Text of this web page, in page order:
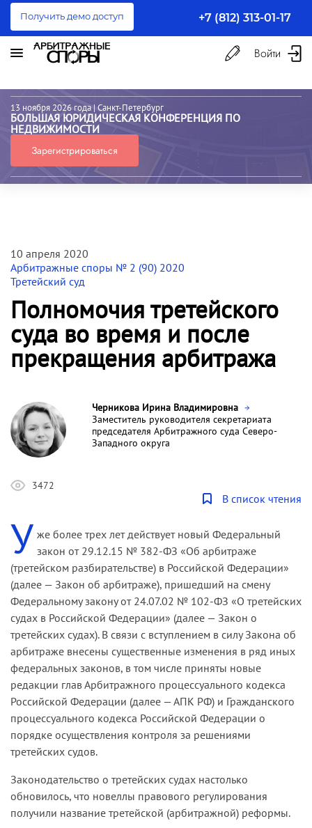
Получить демо доступ +7 (812) 313-01-17
Войти
13 ноября 2026 года | Санкт-Петербург
БОЛЬШАЯ ЮРИДИЧЕСКАЯ КОНФЕРЕНЦИЯ ПО
НЕДВИЖИМОСТИ
Зарегистрироваться
10 апреля 2020
Арбитражные споры № 2 (90) 2020
Третейский суд
Полномочия третейского
суда во время и после
прекращения арбитража
Черникова Ирина Владимировна
Заместитель руководителя секретариата
председателя Арбитражного суда Северо-
Западного округа
3472
В список чтения
У же более трех лет действует новый Федеральный
закон от 29.12.15 № 382-ФЗ «Об арбитраже
(третейском разбирательстве) в Российской Федерации»
(далее — Закон об арбитраже), пришедший на смену
Федеральному закону от 24.07.02 № 102-ФЗ «О третейских
судах в Российской Федерации» (далее — Закон о
третейских судах). В связи с вступлением в силу Закона об
арбитраже внесены существенные изменения в ряд иных
федеральных законов, в том числе приняты новые
редакции глав Арбитражного процессуального кодекса
Российской Федерации (далее — АПК РФ) и Гражданского
процессуального кодекса Российской Федерации о
порядке осуществления контроля за решениями
третейских судов.
Законодательство о третейских судах настолько
обновилось, что новеллы правового регулирования
получили название третейской (арбитражной) реформы.